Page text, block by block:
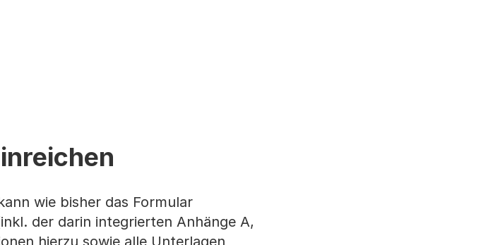
wie bisher das Formular
der darin integrierten Anhänge A,
hierzu sowie alle Unterlagen